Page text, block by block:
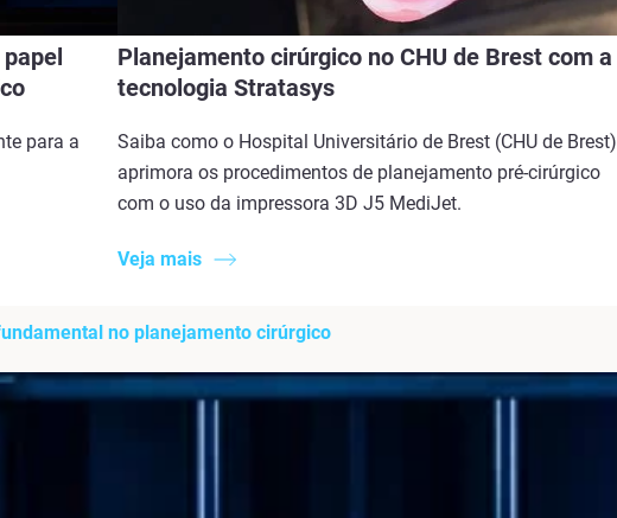
para a
Planejamento cirúrgico no CHU de Brest com a
tecnologia Stratasys
Saiba como o Hospital Universitário de Brest (CHU de Brest)
aprimora os procedimentos de planejamento pré-cirúrgico
com o uso da impressora 3D J5 MediJet.
Veja mais
no planejamento cirúrgico